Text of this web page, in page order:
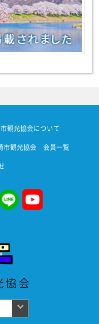
観光協会について
市観光協会 会員一覧